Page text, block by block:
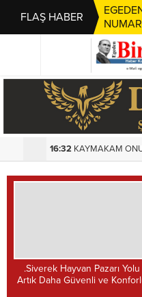
FLAŞ HABER
16:32 KAYMAKAM ONUR
.Siverek Hayvan Pazarı Yolu
Artık Daha Güvenli ve